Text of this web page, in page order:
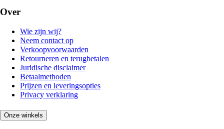
Over
Wie zijn wij?
Neem contact op
Verkoopvoorwaarden
Retourneren en terugbetalen
Juridische disclaimer
Betaalmethoden
Prijzen en leveringsopties
Privacy verklaring
Onze winkels